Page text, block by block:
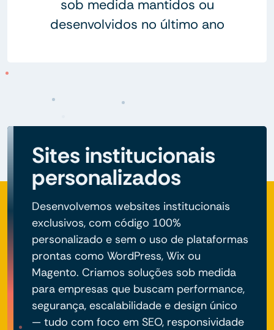
sob medida mantidos ou
desenvolvidos no último ano
Sites institucionais
personalizados
Desenvolvemos websites institucionais
exclusivos, com código 100%
personalizado e sem o uso de plataformas
prontas como WordPress, Wix ou
Magento. Criamos soluções sob medida
para empresas que buscam performance,
segurança, escalabilidade e design único
— tudo com foco em SEO, responsividade